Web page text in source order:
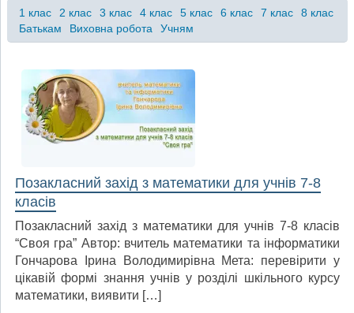
1 клас 2 клас 3 клас 4 клас 5 клас 6 клас 7 клас
8 клас
Батькам
Виховна робота Учням
Позакласний захід з математики для учнів 7-8
класів
Позакласний захід з математики для учнів 7-8 класів
“Своя гра” Автор: вчитель математики та інформатики
Гончарова Ірина Володимирівна Мета: перевірити у
цікавій формі знання учнів у розділі шкільного курсу
математики, виявити […]